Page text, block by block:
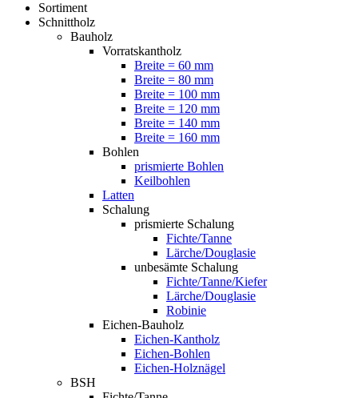
Sortiment
Schnittholz
Bauholz
Vorratskantholz
Breite = 60 mm
Breite = 80 mm
Breite = 100 mm
Breite = 120 mm
Breite = 140 mm
Breite = 160 mm
Bohlen
prismierte Bohlen
Keilbohlen
Latten
Schalung
prismierte Schalung
Fichte/Tanne
Lärche/Douglasie
unbesämte Schalung
Fichte/Tanne/Kiefer
Lärche/Douglasie
Robinie
Eichen-Bauholz
Eichen-Kantholz
Eichen-Bohlen
Eichen-Holznägel
BSH